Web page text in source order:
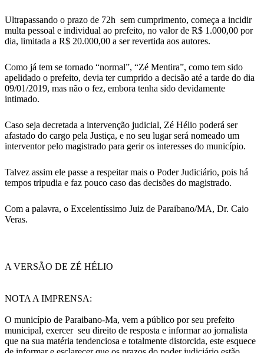
Ultrapassando o prazo de 72h sem cumprimento, começa a incidir
multa pessoal e individual ao prefeito, no valor de R$ 1.000,00 por
dia, limitada a R$ 20.000,00 a ser revertida aos autores.
Como já tem se tornado “normal”, “Zé Mentira”, como tem sido
apelidado o prefeito, devia ter cumprido a decisão até a tarde do dia
09/01/2019, mas não o fez, embora tenha sido devidamente
intimado.
Caso seja decretada a intervenção judicial, Zé Hélio poderá ser
afastado do cargo pela Justiça, e no seu lugar será nomeado um
interventor pelo magistrado para gerir os interesses do município.
Talvez assim ele passe a respeitar mais o Poder Judiciário, pois há
tempos tripudia e faz pouco caso das decisões do magistrado.
Com a palavra, o Excelentíssimo Juiz de Paraibano/MA, Dr. Caio
Veras.
A VERSÃO DE ZÉ HÉLIO
NOTA A IMPRENSA:
O município de Paraibano-Ma, vem a público por seu prefeito
municipal, exercer seu direito de resposta e informar ao jornalista
que na sua matéria tendenciosa e totalmente distorcida, este esquece